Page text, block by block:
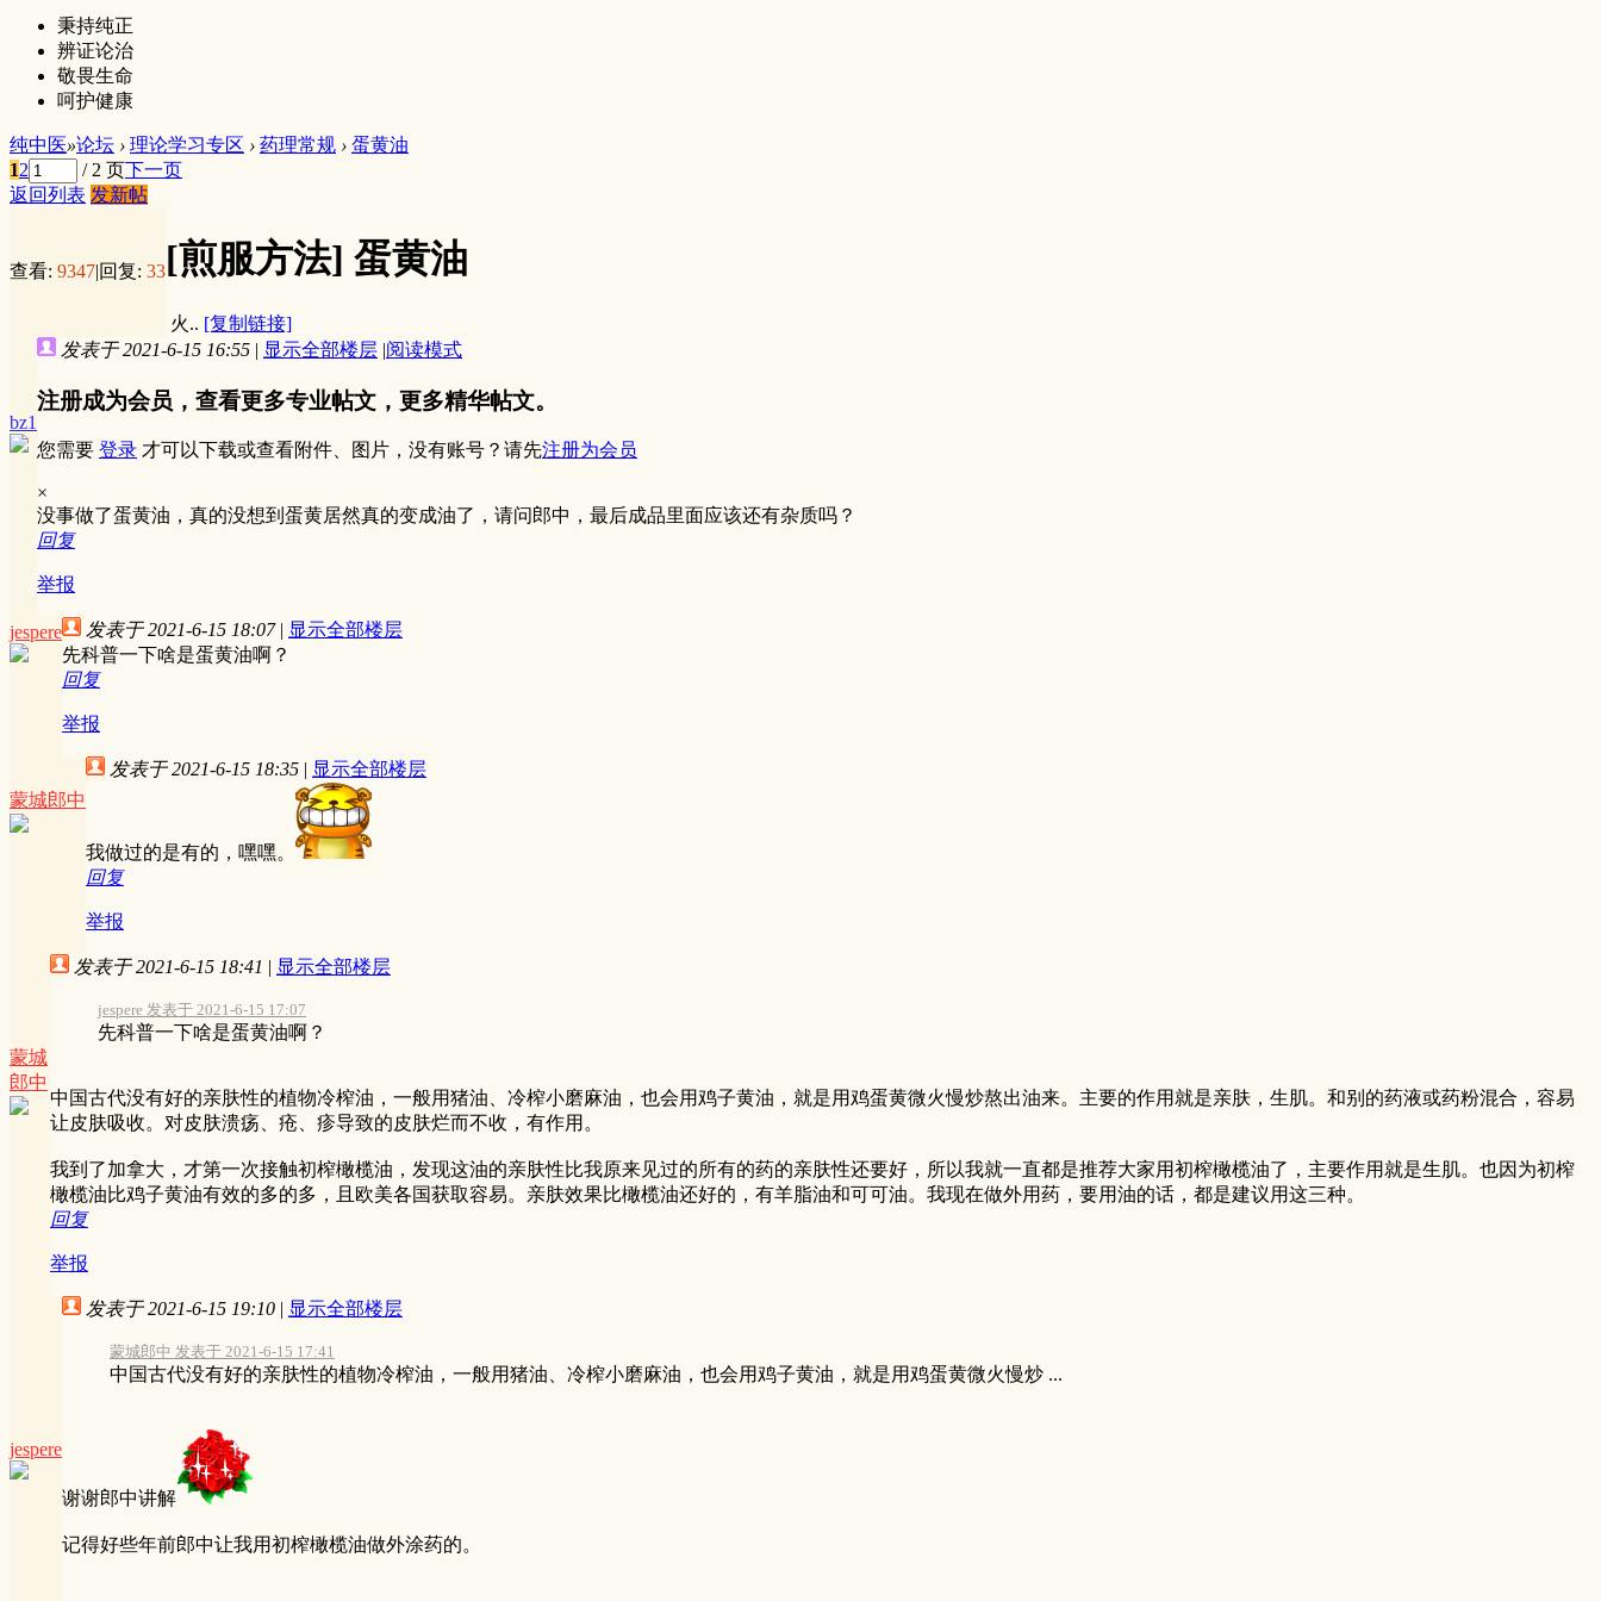
秉持纯正
辨证论治
敬畏生命
呵护健康
纯中医»论坛 › 理论学习专区 › 药理常规 › 蛋黄油
12 / 2 页下一页
返回列表 发新帖
查看: 9347|回复: 33[煎服方法] 蛋黄油
火.. [复制链接]
bz1
发表于 2021-6-15 16:55 | 显示全部楼层 |阅读模式
注册成为会员，查看更多专业帖文，更多精华帖文。
您需要 登录 才可以下载或查看附件、图片，没有账号？请先注册为会员
×
没事做了蛋黄油，真的没想到蛋黄居然真的变成油了，请问郎中，最后成品里面应该还有杂质吗？
回复
举报
jespere 发表于 2021-6-15 18:07 | 显示全部楼层
先科普一下啥是蛋黄油啊？
回复
举报
蒙城郎中
发表于 2021-6-15 18:35 | 显示全部楼层
我做过的是有的，嘿嘿。
回复
举报
蒙城
郎中
发表于 2021-6-15 18:41 | 显示全部楼层
jespere 发表于 2021-6-15 17:07
先科普一下啥是蛋黄油啊？
中国古代没有好的亲肤性的植物冷榨油，一般用猪油、冷榨小磨麻油，也会用鸡子黄油，就是用鸡蛋黄微火慢炒熬出油来。主要的作用就是亲肤，生肌。和别的药液或药粉混合，容易
让皮肤吸收。对皮肤溃疡、疮、疹导致的皮肤烂而不收，有作用。
我到了加拿大，才第一次接触初榨橄榄油，发现这油的亲肤性比我原来见过的所有的药的亲肤性还要好，所以我就一直都是推荐大家用初榨橄榄油了，主要作用就是生肌。也因为初榨
橄榄油比鸡子黄油有效的多的多，且欧美各国获取容易。亲肤效果比橄榄油还好的，有羊脂油和可可油。我现在做外用药，要用油的话，都是建议用这三种。
回复
举报
jespere
发表于 2021-6-15 19:10 | 显示全部楼层
蒙城郎中 发表于 2021-6-15 17:41
中国古代没有好的亲肤性的植物冷榨油，一般用猪油、冷榨小磨麻油，也会用鸡子黄油，就是用鸡蛋黄微火慢炒 ...
谢谢郎中讲解
记得好些年前郎中让我用初榨橄榄油做外涂药的。